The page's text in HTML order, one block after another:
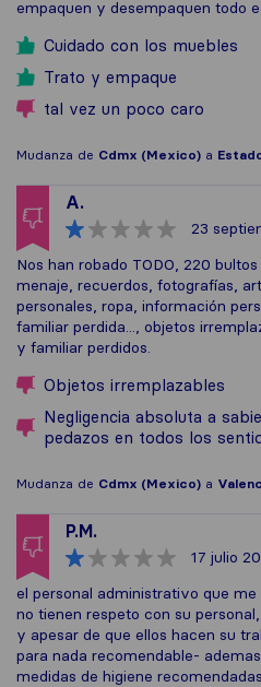
empaquen y desempaquen todo
Cuidado con los muebles
Trato y empaque
tal vez un poco caro
Mudanza de Cdmx (Mexico) a
A.
23
Nos han robado TODO, 220
menaje, recuerdos, fotografías,
personales, ropa, información
familiar perdida..., objetos
y familiar perdidos.
Objetos irremplazables
Negligencia absoluta a
pedazos en todos los
Mudanza de Cdmx (Mexico) a
P.M.
17 julio
el personal administrativo que
no tienen respeto con su
y apesar de que ellos hacen su
para nada recomendable-
medidas de higiene recomendadas